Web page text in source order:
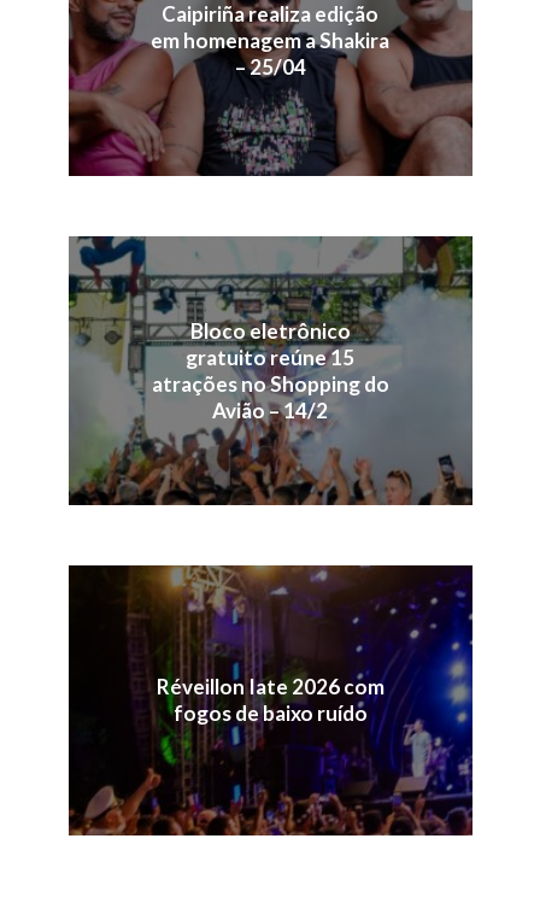
Caipiriña realiza edição
em homenagem a Shakira
– 25/04
Bloco eletrônico
gratuito reúne 15
atrações no Shopping do
Avião – 14/2
Réveillon Iate 2026 com
fogos de baixo ruído